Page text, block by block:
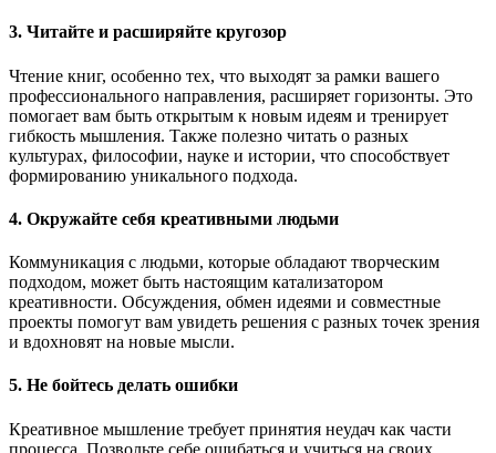
3. Читайте и расширяйте кругозор
Чтение книг, особенно тех, что выходят за рамки вашего
профессионального направления, расширяет горизонты. Это
помогает вам быть открытым к новым идеям и тренирует
гибкость мышления. Также полезно читать о разных
культурах, философии, науке и истории, что способствует
формированию уникального подхода.
4. Окружайте себя креативными людьми
Коммуникация с людьми, которые обладают творческим
подходом, может быть настоящим катализатором
креативности. Обсуждения, обмен идеями и совместные
проекты помогут вам увидеть решения с разных точек зрения
и вдохновят на новые мысли.
5. Не бойтесь делать ошибки
Креативное мышление требует принятия неудач как части
процесса. Позвольте себе ошибаться и учиться на своих